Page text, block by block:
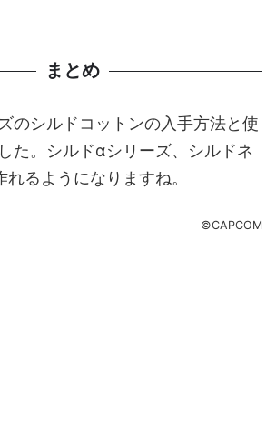
まとめ
のシルドコットンの入手方法と使
た。シルドαシリーズ、シルドネ
るようになりますね。
©CAPCOM